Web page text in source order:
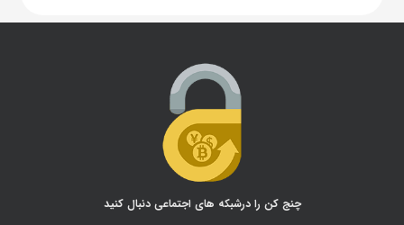
چنج کن را درشبکه های اجتماعی دنبال کنید